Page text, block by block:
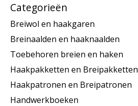
Categorieën
Breiwol en haakgaren
Breinaalden en haaknaalden
Toebehoren breien en haken
Haakpakketten en Breipakketten
Haakpatronen en Breipatronen
Handwerkboeken